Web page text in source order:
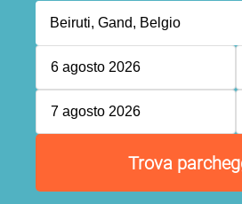
6 agosto 2026
7 agosto 2026
Trova